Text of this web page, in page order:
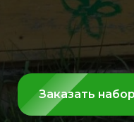
Заказать